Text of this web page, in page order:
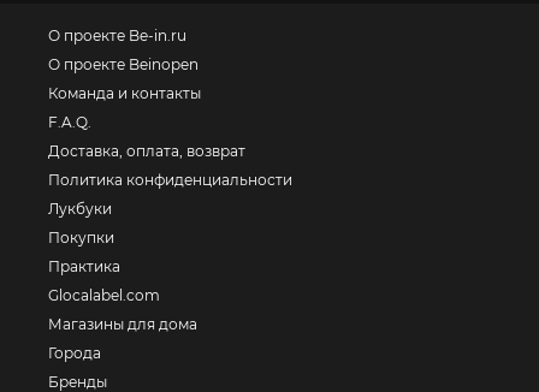
О проекте Be-in.ru
О проекте Beinopen
Команда и контакты
F.A.Q.
Доставка, оплата, возврат
Политика конфиденциальности
Лукбуки
Покупки
Практика
Glocalabel.com
Магазины для дома
Города
Бренды